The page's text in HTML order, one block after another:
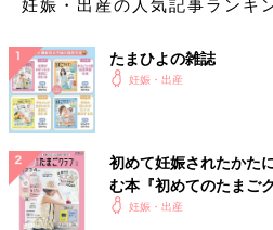
ェックしましょう。
出血の色
今まさに出血したばかりの鮮やかな
りごろのような茶色なのか、それと
ょう。
出血の状態
たまひよの雑誌
妊娠・出産
初めて妊娠されたかた
む本『初めてのたまご
妊娠・出産